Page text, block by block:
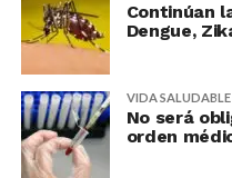
Continúan
Dengue,
VIDA SALUDABLE
No será
orden